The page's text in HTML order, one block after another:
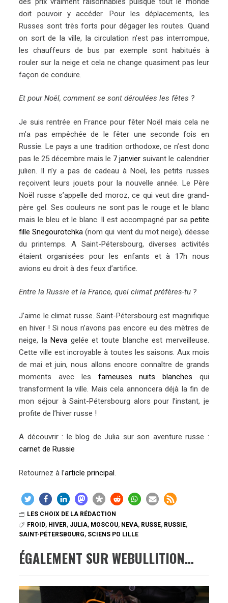
doit pouvoir y accéder. Pour les déplacements, les
Russes sont très forts pour dégager les routes. Quand
on sort de la ville, la circulation n’est pas interrompue,
les chauffeurs de bus par exemple sont habitués à
rouler sur la neige et cela ne change quasiment pas leur
façon de conduire.
Et pour Noël, comment se sont déroulées les fêtes ?
Je suis rentrée en France pour fêter Noël mais cela ne
m’a pas empêchée de le fêter une seconde fois en
Russie. Le pays a une tradition orthodoxe, ce n’est donc
pas le 25 décembre mais le 7 janvier suivant le calendrier
julien. Il n’y a pas de cadeau à Noël, les petits russes
reçoivent leurs jouets pour la nouvelle année. Le Père
Noël russe s’appelle ded moroz, ce qui veut dire grand-
père gel. Ses couleurs ne sont pas le rouge et le blanc
mais le bleu et le blanc. Il est accompagné par sa petite
fille Snegourotchka (nom qui vient du mot neige), déesse
du printemps. A Saint-Pétersbourg, diverses activités
étaient organisées pour les enfants et à 17h nous
avions eu droit à des feux d’artifice.
Entre la Russie et la France, quel climat préfères-tu ?
J’aime le climat russe. Saint-Pétersbourg est magnifique
en hiver ! Si nous n’avons pas encore eu des mètres de
neige, laNeva gelée et toute blanche est merveilleuse.
Cette ville est incroyable à toutes les saisons. Aux mois
de mai et juin, nous allons encore connaître de grands
moments avec les fameuses nuits blanches qui
transforment la ville. Mais cela annoncera déjà la fin de
mon séjour à Saint-Pétersbourg alors pour l’instant, je
profite de l’hiver russe !
A découvrir : le blog de Julia sur son aventure russe :
carnet de Russie
Retournez à l’article principal.
LES CHOIX DE LA RÉDACTION
FROID, HIVER, JULIA, MOSCOU, NEVA, RUSSE, RUSSIE,
SAINT-PÉTERSBOURG, SCIENS PO LILLE
ÉGALEMENT SUR WEBULLITION…